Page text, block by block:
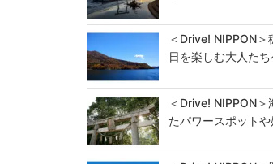
＜Drive! NIPPON＞
日を楽しむ大人た
＜Drive! NIPPON＞
たパワースポット